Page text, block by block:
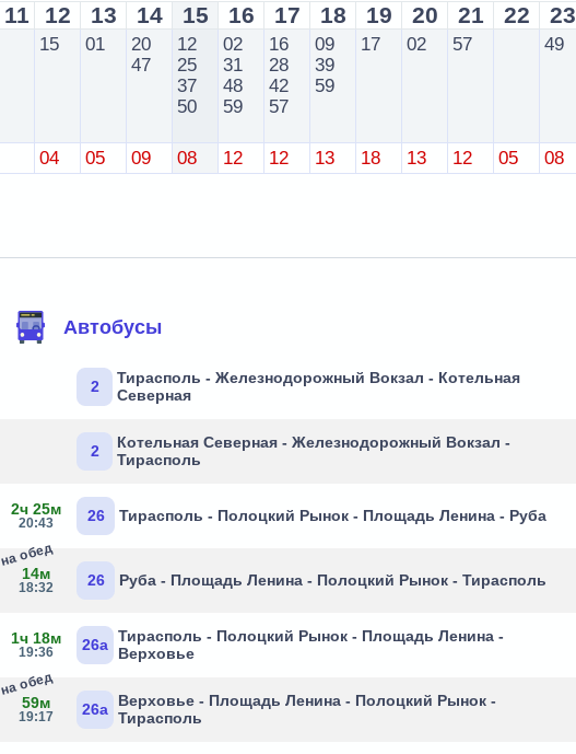
11 12 13 14 15 16 17 18 19 20 21 22 23
15 01
20
47
12
25
37
50
02
31
48
59
16
28
42
57
09
39
59
17 02 57 49
04 05 09 08 12 12 13 18 13 12 05 08
Автобусы
2
Тирасполь - Железнодорожный Вокзал - Котельная
Северная
2
Котельная Северная - Железнодорожный Вокзал -
Тирасполь
2ч 25м
20:43 26 Тирасполь - Полоцкий Рынок - Площадь Ленина - Руба
14м
18:32
на обед
26 Руба - Площадь Ленина - Полоцкий Рынок - Тирасполь
1ч 18м
19:36 26а Тирасполь - Полоцкий Рынок - Площадь Ленина -
Верховье
59м
19:17
на обед
26а
Верховье - Площадь Ленина - Полоцкий Рынок -
Тирасполь